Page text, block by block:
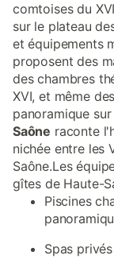
comtoises du
sur le plateau
et équipements
proposent des
des chambres
XVI, et même
panoramique
Saône raconte
nichée entre les
Saône.Les
gîtes de Haute-
Piscines
Spas